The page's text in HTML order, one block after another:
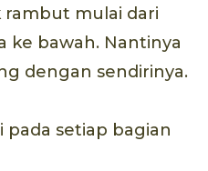
rambut mulai dari
ke bawah. Nantinya
dengan sendirinya.
pada setiap bagian